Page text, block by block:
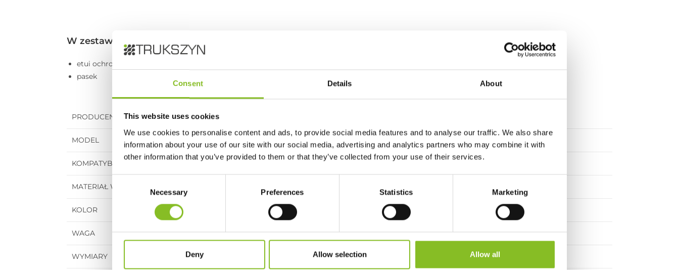
Consent Details About
This website uses cookies
We use cookies to personalise content and ads, to provide social media features and to analyse our traffic. We also share
information about your use of our site with our social media, advertising and analytics partners who may combine it with
other information that you’ve provided to them or that they’ve collected from your use of their services.
Necessary Preferences Statistics Marketing
Deny Allow selection Allow all
W zestawie
etui ochronne
pasek
PRODUCENT
MODEL OP3-K981-D
KOMPATYBILNE MODELE Osmo Pocket 3
MATERIAŁ WYKONANIA
KOLOR Czarny
WAGA 60 g
WYMIARY